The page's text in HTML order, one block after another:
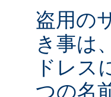
盗用の
き事は
ドレス
つの名